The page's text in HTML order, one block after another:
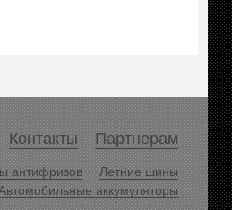
Контакты Партнерам
антифризов
Летние шины
аккумуляторы